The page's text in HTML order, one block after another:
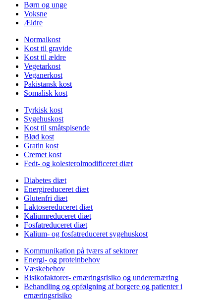
Børn og unge
Voksne
Ældre
Normalkost
Kost til gravide
Kost til ældre
Vegetarkost
Veganerkost
Pakistansk kost
Somalisk kost
Tyrkisk kost
Sygehuskost
Kost til småtspisende
Blød kost
Gratin kost
Cremet kost
Fedt- og kolesterolmodificeret diæt
Diabetes diæt
Energireduceret diæt
Glutenfri diæt
Laktosereduceret diæt
Kaliumreduceret diæt
Fosfatreduceret diæt
Kalium- og fosfatreduceret sygehuskost
Kommunikation på tværs af sektorer
Energi- og proteinbehov
Væskebehov
Risikofaktorer- ernæringsrisiko og underernæring
Behandling og opfølgning af borgere og patienter i
ernæringsrisiko